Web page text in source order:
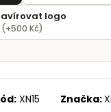
logo
(+500 Kč)
XN15 Značka: